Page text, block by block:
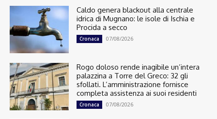
Caldo genera blackout alla centrale
idrica di Mugnano: le isole di Ischia e
Procida a secco
Cronaca 07/08/2026
Rogo doloso rende inagibile un’intera
palazzina a Torre del Greco: 32 gli
sfollati. L’amministrazione fornisce
completa assistenza ai suoi residenti
Cronaca 07/08/2026